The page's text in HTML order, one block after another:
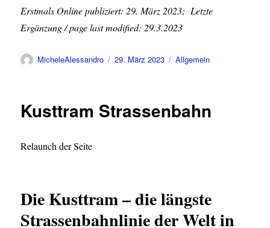
Erstmals Online publiziert: 29. März 2023; Letzte
Ergänzung / page last modified: 29.3.2023
Autor
MicheleAlessandro
Veröffentlicht
29. März 2023 Kategorien
Allgemein
Kusttram Strassenbahn
Relaunch der Seite
Die Kusttram – die längste
Strassenbahnlinie der Welt in